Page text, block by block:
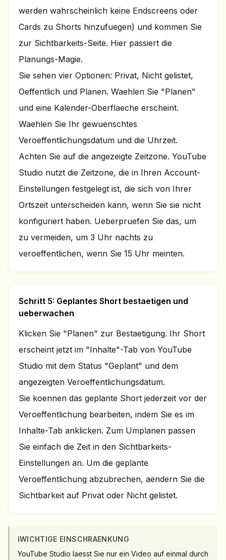
werden wahrscheinlich keine Endscreens oder
Cards zu Shorts hinzufuegen) und kommen Sie
zur Sichtbarkeits-Seite. Hier passiert die
Planungs-Magie.
Sie sehen vier Optionen: Privat, Nicht gelistet,
Oeffentlich und Planen. Waehlen Sie "Planen"
und eine Kalender-Oberflaeche erscheint.
Waehlen Sie Ihr gewuenschtes
Veroeffentlichungsdatum und die Uhrzeit.
Achten Sie auf die angezeigte Zeitzone. YouTube
Studio nutzt die Zeitzone, die in Ihren Account-
Einstellungen festgelegt ist, die sich von Ihrer
Ortszeit unterscheiden kann, wenn Sie sie nicht
konfiguriert haben. Ueberpruefen Sie das, um
zu vermeiden, um 3 Uhr nachts zu
veroeffentlichen, wenn Sie 15 Uhr meinten.
Schritt 5: Geplantes Short bestaetigen und
ueberwachen
Klicken Sie "Planen" zur Bestaetigung. Ihr Short
erscheint jetzt im "Inhalte"-Tab von YouTube
Studio mit dem Status "Geplant" und dem
angezeigten Veroeffentlichungsdatum.
Sie koennen das geplante Short jederzeit vor der
Veroeffentlichung bearbeiten, indem Sie es im
Inhalte-Tab anklicken. Zum Umplanen passen
Sie einfach die Zeit in den Sichtbarkeits-
Einstellungen an. Um die geplante
Veroeffentlichung abzubrechen, aendern Sie die
Sichtbarkeit auf Privat oder Nicht gelistet.
ℹ️WICHTIGE EINSCHRAENKUNG
YouTube Studio laesst Sie nur ein Video auf einmal durch